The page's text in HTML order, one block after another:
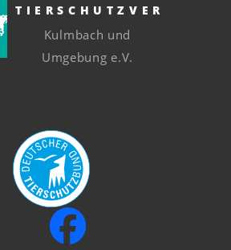
TIERSCHUTZVEREIN
Kulmbach und
Umgebung e.V.